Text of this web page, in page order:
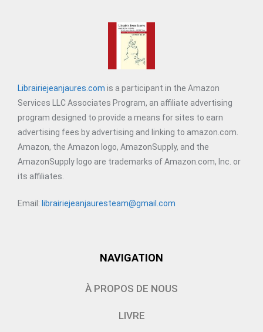
Librairiejeanjaures.com is a participant in the Amazon
Services LLC Associates Program, an affiliate advertising
program designed to provide a means for sites to earn
advertising fees by advertising and linking to amazon.com.
Amazon, the Amazon logo, AmazonSupply, and the
AmazonSupply logo are trademarks of Amazon.com, Inc. or
its affiliates.
Email: librairiejeanjauresteam@gmail.com
NAVIGATION
À PROPOS DE NOUS
LIVRE